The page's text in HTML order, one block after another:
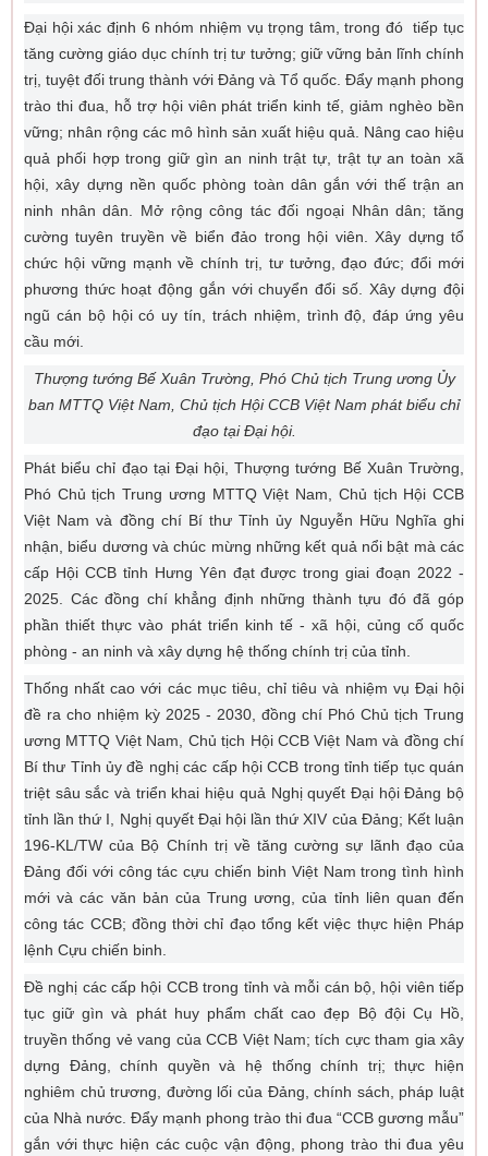
Đại hội xác định 6 nhóm nhiệm vụ trọng tâm, trong đó tiếp tục
tăng cường giáo dục chính trị tư tưởng; giữ vững bản lĩnh chính
trị, tuyệt đối trung thành với Đảng và Tổ quốc. Đẩy mạnh phong
trào thi đua, hỗ trợ hội viên phát triển kinh tế, giảm nghèo bền
vững; nhân rộng các mô hình sản xuất hiệu quả. Nâng cao hiệu
quả phối hợp trong giữ gìn an ninh trật tự, trật tự an toàn xã
hội, xây dựng nền quốc phòng toàn dân gắn với thế trận an
ninh nhân dân. Mở rộng công tác đối ngoại Nhân dân; tăng
cường tuyên truyền về biển đảo trong hội viên. Xây dựng tổ
chức hội vững mạnh về chính trị, tư tưởng, đạo đức; đổi mới
phương thức hoạt động gắn với chuyển đổi số. Xây dựng đội
ngũ cán bộ hội có uy tín, trách nhiệm, trình độ, đáp ứng yêu
cầu mới.
Thượng tướng Bế Xuân Trường, Phó Chủ tịch Trung ương Ủy
ban MTTQ Việt Nam, Chủ tịch Hội CCB Việt Nam phát biểu chỉ
đạo tại Đại hội.
Phát biểu chỉ đạo tại Đại hội, Thượng tướng Bế Xuân Trường,
Phó Chủ tịch Trung ương MTTQ Việt Nam, Chủ tịch Hội CCB
Việt Nam và đồng chí Bí thư Tỉnh ủy Nguyễn Hữu Nghĩa ghi
nhận, biểu dương và chúc mừng những kết quả nổi bật mà các
cấp Hội CCB tỉnh Hưng Yên đạt được trong giai đoạn 2022 -
2025. Các đồng chí khẳng định những thành tựu đó đã góp
phần thiết thực vào phát triển kinh tế - xã hội, củng cố quốc
phòng - an ninh và xây dựng hệ thống chính trị của tỉnh.
Thống nhất cao với các mục tiêu, chỉ tiêu và nhiệm vụ Đại hội
đề ra cho nhiệm kỳ 2025 - 2030, đồng chí Phó Chủ tịch Trung
ương MTTQ Việt Nam, Chủ tịch Hội CCB Việt Nam và đồng chí
Bí thư Tỉnh ủy đề nghị các cấp hội CCB trong tỉnh tiếp tục quán
triệt sâu sắc và triển khai hiệu quả Nghị quyết Đại hội Đảng bộ
tỉnh lần thứ I, Nghị quyết Đại hội lần thứ XIV của Đảng; Kết luận
196-KL/TW của Bộ Chính trị về tăng cường sự lãnh đạo của
Đảng đối với công tác cựu chiến binh Việt Nam trong tình hình
mới và các văn bản của Trung ương, của tỉnh liên quan đến
công tác CCB; đồng thời chỉ đạo tổng kết việc thực hiện Pháp
lệnh Cựu chiến binh.
Đề nghị các cấp hội CCB trong tỉnh và mỗi cán bộ, hội viên tiếp
tục giữ gìn và phát huy phẩm chất cao đẹp Bộ đội Cụ Hồ,
truyền thống vẻ vang của CCB Việt Nam; tích cực tham gia xây
dựng Đảng, chính quyền và hệ thống chính trị; thực hiện
nghiêm chủ trương, đường lối của Đảng, chính sách, pháp luật
của Nhà nước. Đẩy mạnh phong trào thi đua “CCB gương mẫu”
gắn với thực hiện các cuộc vận động, phong trào thi đua yêu